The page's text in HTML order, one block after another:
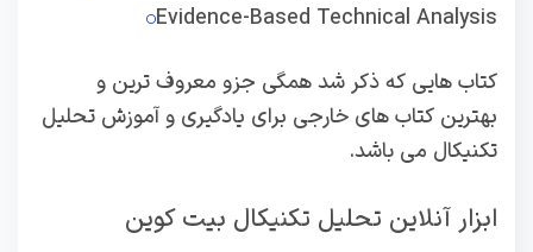
Evidence-Based Technical Analysis
کتاب هایی که ذکر شد همگی جزو معروف ترین و
بهترین کتاب های خارجی برای یادگیری و آموزش تحلیل
تکنیکال می باشد.
ابزار آنلاین تحلیل تکنیکال بیت کوین